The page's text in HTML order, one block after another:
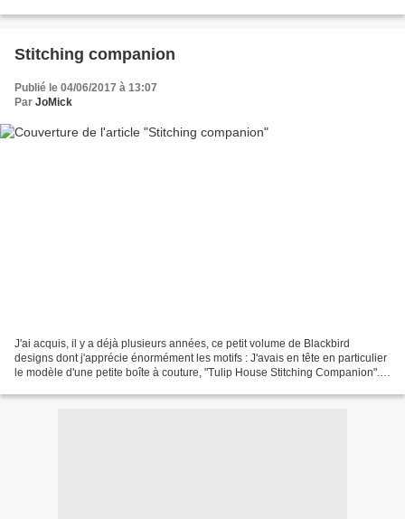
Stitching companion
Publié le 04/06/2017 à 13:07
Par JoMick
J'ai acquis, il y a déjà plusieurs années, ce petit volume de Blackbird
designs dont j'apprécie énormément les motifs : J'avais en tête en particulier
le modèle d'une petite boîte à couture, "Tulip House Stitching Companion".